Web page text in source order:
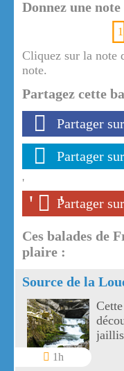
Donnez une
1
Cliquez sur la note
note.
Partagez cette
Partager
Partager
'
' '
Partager
Ces balades de
plaire :
Source de la
1h